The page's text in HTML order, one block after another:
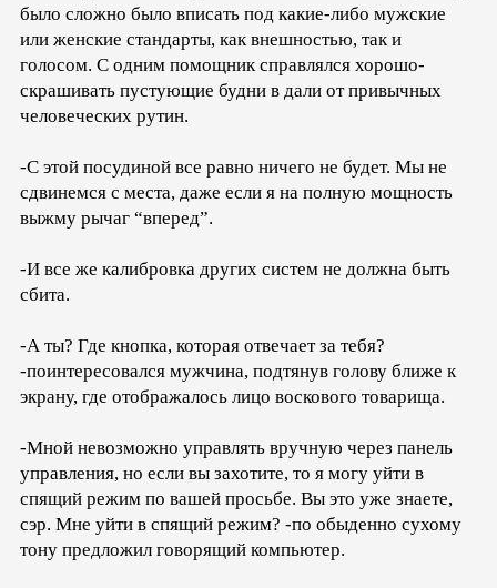
было сложно было вписать под какие-либо мужские
или женские стандарты, как внешностью, так и
голосом. С одним помощник справлялся хорошо-
скрашивать пустующие будни в дали от привычных
человеческих рутин.
-С этой посудиной все равно ничего не будет. Мы не
сдвинемся с места, даже если я на полную мощность
выжму рычаг “вперед”.
-И все же калибровка других систем не должна быть
сбита.
-А ты? Где кнопка, которая отвечает за тебя?
-поинтересовался мужчина, подтянув голову ближе к
экрану, где отображалось лицо воскового товарища.
-Мной невозможно управлять вручную через панель
управления, но если вы захотите, то я могу уйти в
спящий режим по вашей просьбе. Вы это уже знаете,
сэр. Мне уйти в спящий режим? -по обыденно сухому
тону предложил говорящий компьютер.